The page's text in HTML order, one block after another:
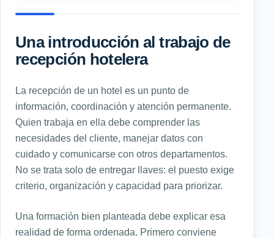
Una introducción al trabajo de
recepción hotelera
La recepción de un hotel es un punto de
información, coordinación y atención permanente.
Quien trabaja en ella debe comprender las
necesidades del cliente, manejar datos con
cuidado y comunicarse con otros departamentos.
No se trata solo de entregar llaves: el puesto exige
criterio, organización y capacidad para priorizar.
Una formación bien planteada debe explicar esa
realidad de forma ordenada. Primero conviene